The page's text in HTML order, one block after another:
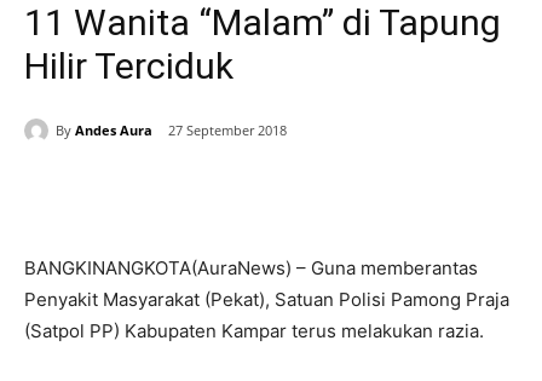
11 Wanita “Malam” di Tapung
Hilir Terciduk
By Andes Aura 27 September 2018
BANGKINANGKOTA(AuraNews) – Guna memberantas
Penyakit Masyarakat (Pekat), Satuan Polisi Pamong Praja
(Satpol PP) Kabupaten Kampar terus melakukan razia.